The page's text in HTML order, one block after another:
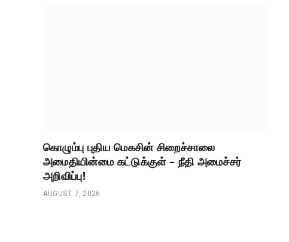
கொழும்பு புதிய மெகசின் சிறைச்சாலை
அமைதியின்மை கட்டுக்குள் – நீதி அமைச்சர்
அறிவிப்பு!
AUGUST 7, 2026